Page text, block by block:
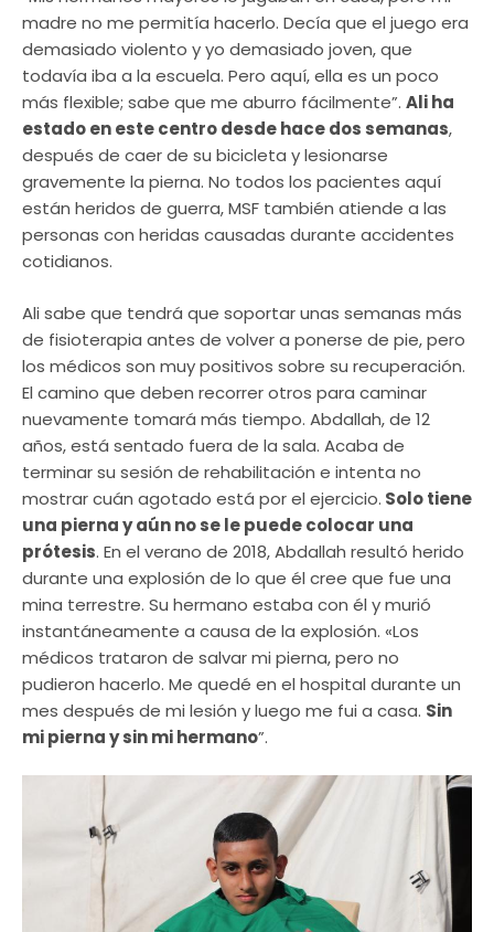
madre no me permitía hacerlo. Decía que el juego era
demasiado violento y yo demasiado joven, que
todavía iba a la escuela. Pero aquí, ella es un poco
más flexible; sabe que me aburro fácilmente”. Ali ha
estado en este centro desde hace dos semanas,
después de caer de su bicicleta y lesionarse
gravemente la pierna. No todos los pacientes aquí
están heridos de guerra, MSF también atiende a las
personas con heridas causadas durante accidentes
cotidianos.
Ali sabe que tendrá que soportar unas semanas más
de fisioterapia antes de volver a ponerse de pie, pero
los médicos son muy positivos sobre su recuperación.
El camino que deben recorrer otros para caminar
nuevamente tomará más tiempo. Abdallah, de 12
años, está sentado fuera de la sala. Acaba de
terminar su sesión de rehabilitación e intenta no
mostrar cuán agotado está por el ejercicio. Solo tiene
una pierna y aún no se le puede colocar una
prótesis. En el verano de 2018, Abdallah resultó herido
durante una explosión de lo que él cree que fue una
mina terrestre. Su hermano estaba con él y murió
instantáneamente a causa de la explosión. «Los
médicos trataron de salvar mi pierna, pero no
pudieron hacerlo. Me quedé en el hospital durante un
mes después de mi lesión y luego me fui a casa. Sin
mi pierna y sin mi hermano”.